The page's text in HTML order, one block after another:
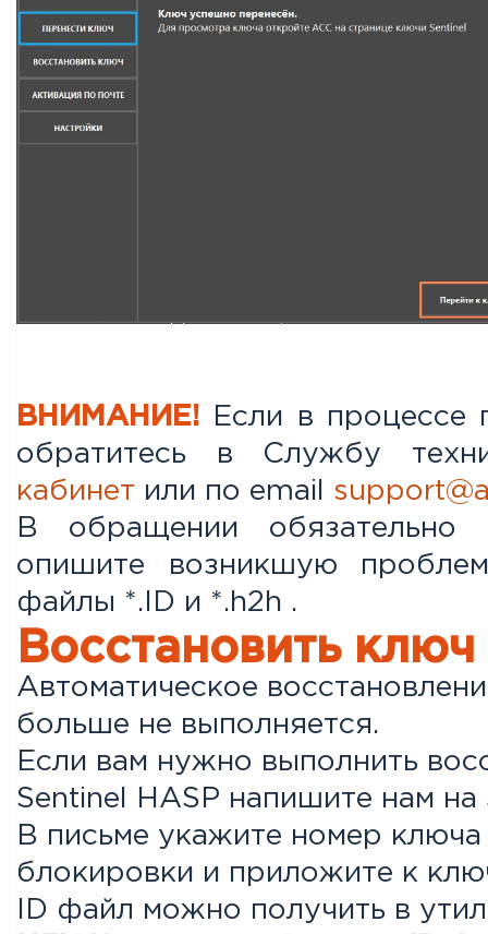
ВНИМАНИЕ! Если в процессе
обратитесь в Службу
кабинет или по email
В обращении обязательно
опишите возникшую
файлы *.ID и *.h2h .
Восстановить ключ
Автоматическое
больше не выполняется.
Если вам нужно выполнить
Sentinel HASP напишите нам на
В письме укажите номер
блокировки и приложите к
ID файл можно получить в